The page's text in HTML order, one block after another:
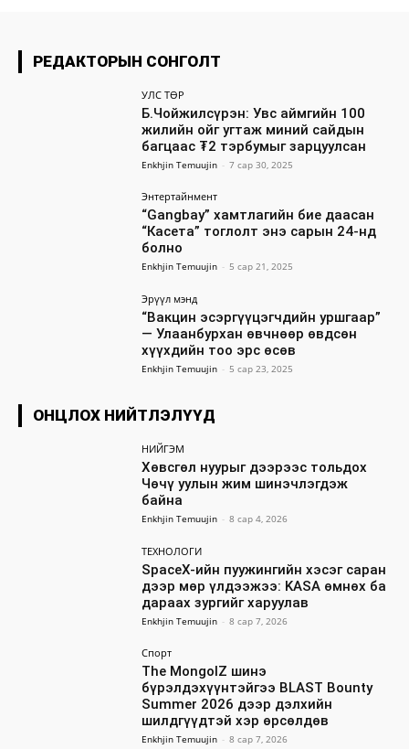
РЕДАКТОРЫН СОНГОЛТ
УЛС ТӨР
Б.Чойжилсүрэн: Увс аймгийн 100
жилийн ойг угтаж миний сайдын
багцаас ₮2 тэрбумыг зарцуулсан
Enkhjin Temuujin - 7 сар 30, 2025
Энтертайнмент
“Gangbay” хамтлагийн бие даасан
“Касета” тоглолт энэ сарын 24-нд
болно
Enkhjin Temuujin - 5 сар 21, 2025
Эрүүл мэнд
“Вакцин эсэргүүцэгчдийн уршгаар”
— Улаанбурхан өвчнөөр өвдсөн
хүүхдийн тоо эрс өсөв
Enkhjin Temuujin - 5 сар 23, 2025
ОНЦЛОХ НИЙТЛЭЛҮҮД
НИЙГЭМ
Хөвсгөл нуурыг дээрээс тольдох
Чөчү уулын жим шинэчлэгдэж
байна
Enkhjin Temuujin - 8 сар 4, 2026
ТЕХНОЛОГИ
SpaceX-ийн пуужингийн хэсэг саран
дээр мөр үлдээжээ: KASA өмнөх ба
дараах зургийг харуулав
Enkhjin Temuujin - 8 сар 7, 2026
Спорт
The MongolZ шинэ
бүрэлдэхүүнтэйгээ BLAST Bounty
Summer 2026 дээр дэлхийн
шилдгүүдтэй хэр өрсөлдөв
Enkhjin Temuujin - 8 сар 7, 2026